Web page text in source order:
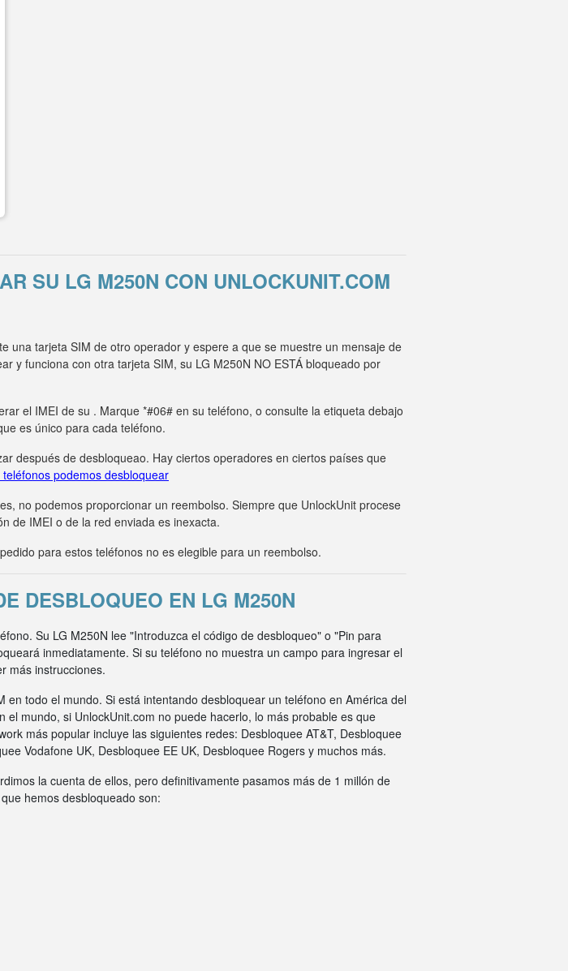
SU LG M250N CON UNLOCKUNIT.COM
una tarjeta SIM de otro operador y espere a que se muestre un mensaje de
y funciona con otra tarjeta SIM, su LG M250N NO ESTÁ bloqueado por
el IMEI de su . Marque *#06# en su teléfono, o consulte la etiqueta debajo
es único para cada teléfono.
después de desbloqueao. Hay ciertos operadores en ciertos países que
teléfonos podemos desbloquear
no podemos proporcionar un reembolso. Siempre que UnlockUnit procese
de IMEI o de la red enviada es inexacta.
para estos teléfonos no es elegible para un reembolso.
DESBLOQUEO EN LG M250N
Su LG M250N lee "Introduzca el código de desbloqueo" o "Pin para
inmediatamente. Si su teléfono no muestra un campo para ingresar el
más instrucciones.
todo el mundo. Si está intentando desbloquear un teléfono en América del
mundo, si UnlockUnit.com no puede hacerlo, lo más probable es que
más popular incluye las siguientes redes: Desbloquee AT&T, Desbloquee
Vodafone UK, Desbloquee EE UK, Desbloquee Rogers y muchos más.
la cuenta de ellos, pero definitivamente pasamos más de 1 millón de
hemos desbloqueado son: